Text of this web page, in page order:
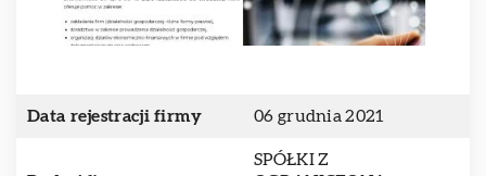
Data rejestracji firmy 06 grudnia 2021
SPÓŁKI Z